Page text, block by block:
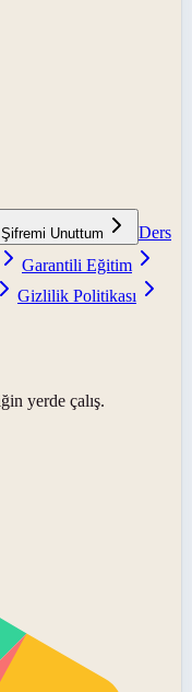
Şifremi Unuttum
Ders
Garantili Eğitim
Gizlilik Politikası
yerde çalış.